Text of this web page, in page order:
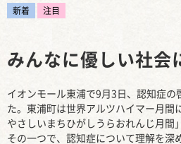
新着 注目
みんなに優しい社会
イオンモール東浦で9月3日、認知症の
た。東浦町は世界アルツハイマー月間
やさしいまちひがしうらおれんじ月間
その一つで、認知症について理解を深